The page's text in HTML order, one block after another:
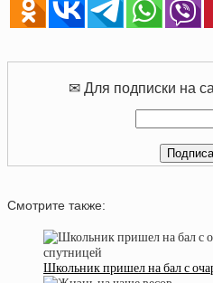
✉ Для подписки на
Смотрите также:
Школьник пришел на бал с